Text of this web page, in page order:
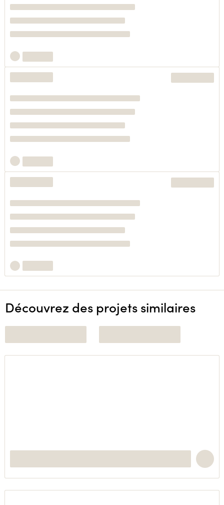
Découvrez des projets similaires